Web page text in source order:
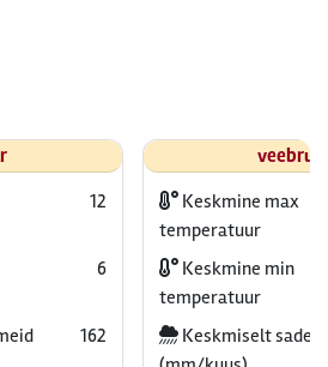
12
6
162
Keskmine max
temperatuur
Keskmine min
temperatuur
Keskmiselt